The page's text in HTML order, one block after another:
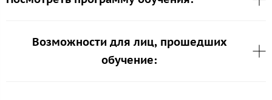
Возможности для лиц, прошедших
обучение: